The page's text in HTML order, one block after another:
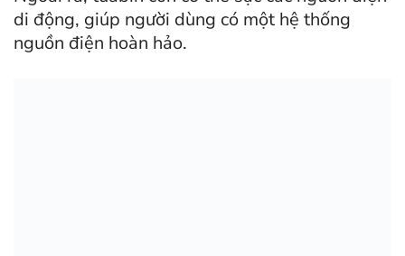
di động, giúp người dùng có một hệ thống
nguồn điện hoàn hảo.